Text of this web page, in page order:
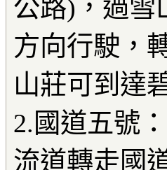
公路)，過雪
方向行駛，
山莊可到達
2.國道五號
流道轉走國